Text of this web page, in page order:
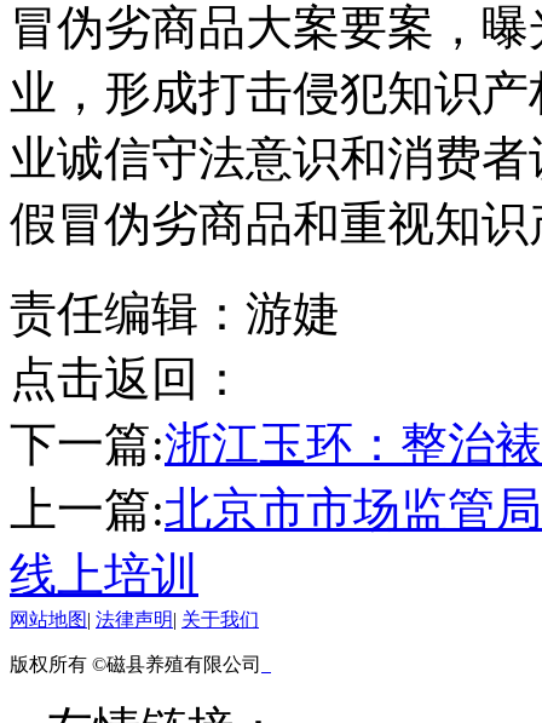
冒伪劣商品大案要案，
业，形成打击侵犯知识
业诚信守法意识和消费
假冒伪劣商品和重视知
责任编辑：游婕
点击返回：
下一篇:浙江玉环：整治
上一篇:北京市市场监管
线上培训
网站地图| 法律声明| 关于我们
版权所有 ©磁县养殖有限公司